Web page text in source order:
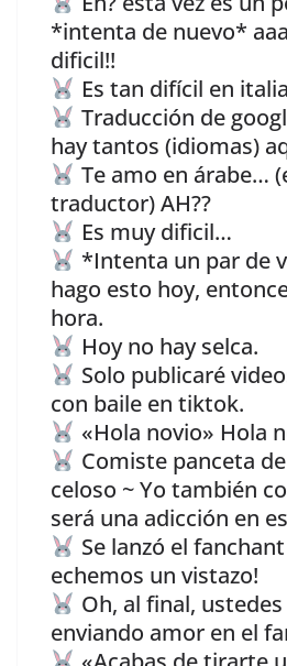
*intenta de nuevo*
dificil!!
Es tan difícil en
Traducción de
hay tantos (idiomas)
Te amo en árabe…
traductor) AH??
Es muy dificil…
*Intenta un par de
hago esto hoy,
hora.
Hoy no hay selca.
Solo publicaré
con baile en tiktok.
«Hola novio» Hola
Comiste panceta
celoso ~ Yo también
será una adicción en
Se lanzó el
echemos un vistazo!
Oh, al final,
enviando amor en el